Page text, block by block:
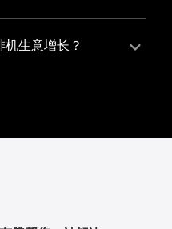
解决方案，整合线上
员营销和大数据分
生意增长？